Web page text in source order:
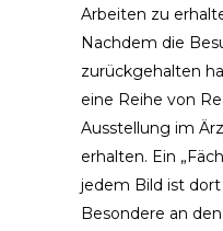
Arbeiten zu
Nachdem die
zurückgehalten
eine Reihe von
Ausstellung im
erhalten. Ein
jedem Bild ist
Besondere an